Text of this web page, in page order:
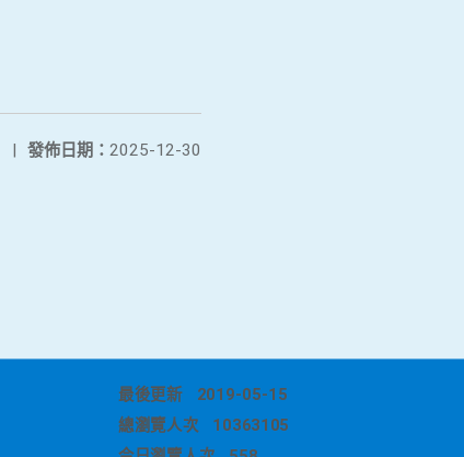
發佈日期： 2025-12-30
|
最後更新
2019-05-15
總瀏覽人次
10363105